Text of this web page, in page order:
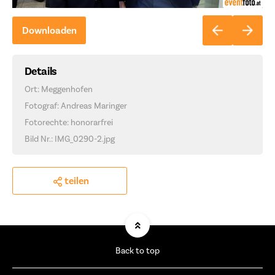
Downloaden
Details
Ort: Meggenhofen
Fotograf: Andreas Maringer
Fotorechte: honorarfrei
Bild Nr.: IMG_0290-2.jpg
teilen
Back to top